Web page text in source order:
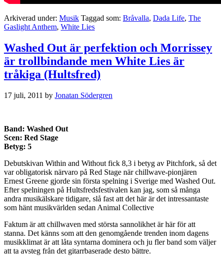
Arkiverad under: Musik Taggad som: Bråvalla, Dada Life, The
Gaslight Anthem, White Lies
Washed Out är perfektion och Morrissey
är trollbindande men White Lies är
tråkiga (Hultsfred)
17 juli, 2011 by Jonatan Södergren
Band: Washed Out
Scen: Red Stage
Betyg: 5
Debutskivan Within and Without fick 8,3 i betyg av Pitchfork, så det
var obligatorisk närvaro på Red Stage när chillwave-pionjären
Ernest Greene gjorde sin första spelning i Sverige med Washed Out.
Efter spelningen på Hultsfredsfestivalen kan jag, som så många
andra musikälskare tidigare, slå fast att det här är det intressantaste
som hänt musikvärlden sedan Animal Collective
Faktum är att chillwaven med största sannolikhet är här för att
stanna. Det känns som att den genomgående trenden inom dagens
musikklimat är att låta syntarna dominera och ju fler band som väljer
att ta avsteg från det gitarrbaserade desto bättre.